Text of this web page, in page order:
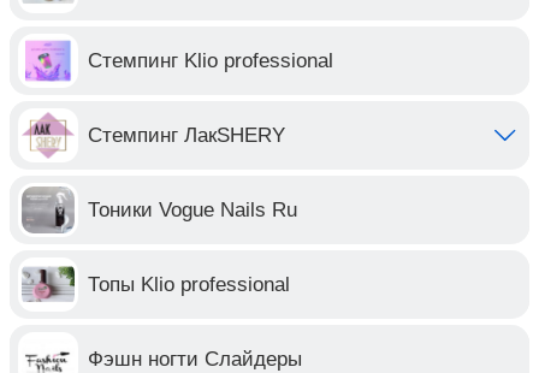
Стемпинг Klio professional
Стемпинг ЛакSHERY
Тоники Vogue Nails Ru
Топы Klio professional
Фэшн ногти Слайдеры